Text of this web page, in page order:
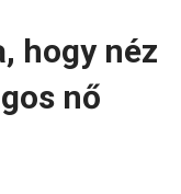
hogy néz
nő